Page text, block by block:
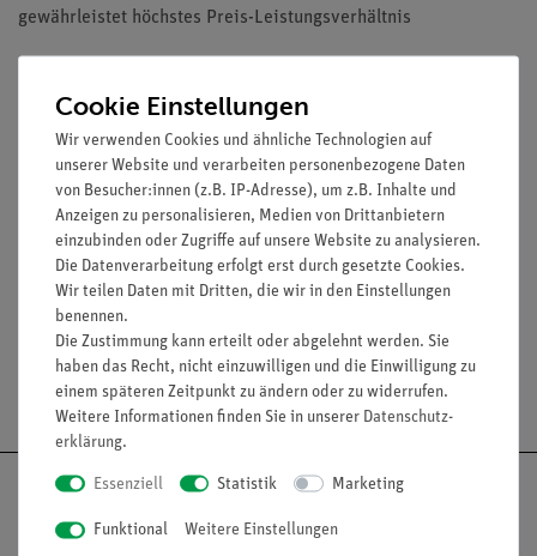
gewährleistet höchstes Preis-Leistungsverhältnis
Ausstattung und technische Daten
Aus Borosilikatglas 3.3 hohe Form mit austauschbarem
Kunststofffuß und Kunststoffschutzring
Mit Ausguss
Säure- und laugenfeste Graduierung.
Inhalt: 10 ml bis 500 ml
Versandkostenfrei ab 300,- €
Cookie Einstellungen
Wir verwenden Cookies und ähnliche Technologien auf
unserer Website und verarbeiten personenbezogene Daten
von Besucher:innen (z.B. IP-Adresse), um z.B. Inhalte und
Anzeigen zu personalisieren, Medien von Drittanbietern
einzubinden oder Zugriffe auf unsere Website zu analysieren.
Die Datenverarbeitung erfolgt erst durch gesetzte Cookies.
Wir teilen Daten mit Dritten, die wir in den Einstellungen
benennen.
Die Zustimmung kann erteilt oder abgelehnt werden. Sie
haben das Recht, nicht einzuwilligen und die Einwilligung zu
einem späteren Zeitpunkt zu ändern oder zu widerrufen.
Weitere Informationen finden Sie in unserer Daten­schutz­
erklärung.
Essenziell Statistik Marketing
Funktional Weitere Einstellungen